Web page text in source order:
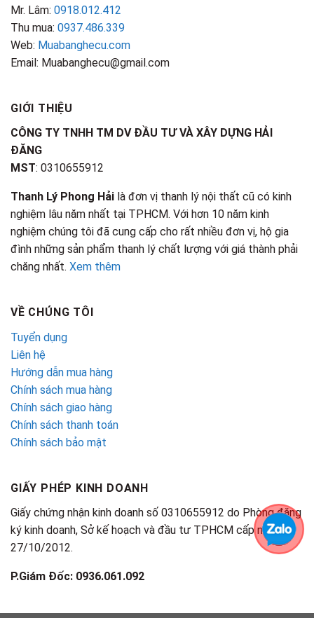
Mr. Lâm: 0918.012.412
Thu mua: 0937.486.339
Web: Muabanghecu.com
Email: Muabanghecu@gmail.com
GIỚI THIỆU
CÔNG TY TNHH TM DV ĐẦU TƯ VÀ XÂY DỰNG HẢI
ĐĂNG
MST: 0310655912
Thanh Lý Phong Hải là đơn vị thanh lý nội thất cũ có kinh
nghiệm lâu năm nhất tại TPHCM. Với hơn 10 năm kinh
nghiệm chúng tôi đã cung cấp cho rất nhiều đơn vị, hộ gia
đình những sản phẩm thanh lý chất lượng với giá thành phải
chăng nhất. Xem thêm
VỀ CHÚNG TÔI
Tuyển dụng
Liên hệ
Hướng dẫn mua hàng
Chính sách mua hàng
Chính sách giao hàng
Chính sách thanh toán
Chính sách bảo mật
GIẤY PHÉP KINH DOANH
Giấy chứng nhận kinh doanh số 0310655912 do Phòng đăng
ký kinh doanh, Sở kế hoạch và đầu tư TPHCM cấp ngày
27/10/2012.
P.Giám Đốc: 0936.061.092